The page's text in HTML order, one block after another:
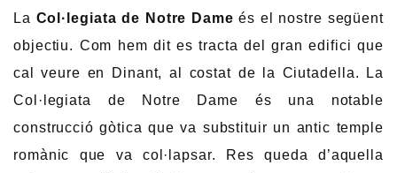
La Col·legiata de Notre Dame és el nostre següent
objectiu. Com hem dit es tracta del gran edifici que
cal veure en Dinant, al costat de la Ciutadella. La
Col·legiata de Notre Dame és una notable
construcció gòtica que va substituir un antic temple
romànic que va col·lapsar. Res queda d’aquella